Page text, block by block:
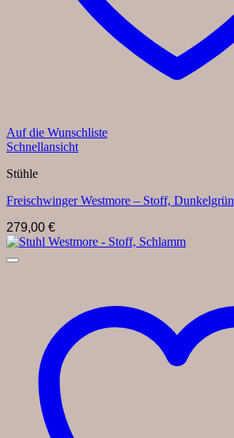
Auf die Wunschliste
Schnellansicht
Stühle
Freischwinger Westmore – Stoff, Dunkelgrün
279,00 €